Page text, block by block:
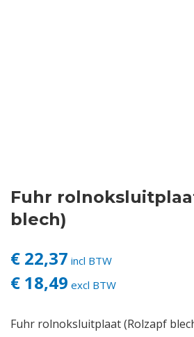
Login
Fuhr
blech)
€ 22,37 incl BTW
€ 18,49 excl BTW
Fuhr rolnoksluitplaat (Rolzapf